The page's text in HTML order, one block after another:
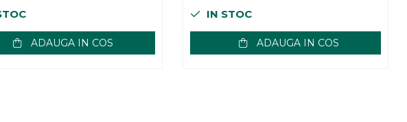
ADAUGA IN COS
IN STOC
ADAUGA IN COS